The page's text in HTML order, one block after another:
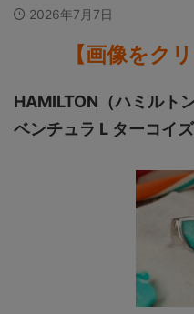
2026年7月7日
【画像をク
HAMILTON（ハミルトン
ベンチュラ L ターコイ